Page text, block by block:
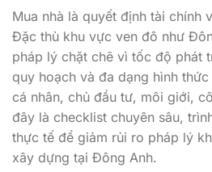
Mua nhà là quyết định tài chính
Đặc thù khu vực ven đô như
pháp lý chặt chẽ vì tốc độ phát
quy hoạch và đa dạng hình
cá nhân, chủ đầu tư, môi giới,
đây là checklist chuyên sâu,
thực tế để giảm rủi ro pháp lý
xây dựng tại Đông Anh.